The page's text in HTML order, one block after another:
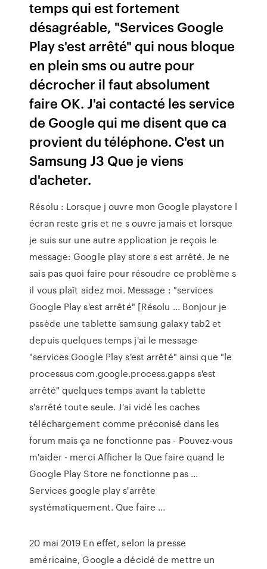
temps qui est fortement
désagréable, "Services Google
Play s'est arrêté" qui nous bloque
en plein sms ou autre pour
décrocher il faut absolument
faire OK. J'ai contacté les service
de Google qui me disent que ca
provient du téléphone. C'est un
Samsung J3 Que je viens
d'acheter.
Résolu : Lorsque j ouvre mon Google playstore l
écran reste gris et ne s ouvre jamais et lorsque
je suis sur une autre application je reçois le
message: Google play store s est arrêté. Je ne
sais pas quoi faire pour résoudre ce problème s
il vous plaît aidez moi. Message : "services
Google Play s'est arrêté" [Résolu ... Bonjour je
pssède une tablette samsung galaxy tab2 et
depuis quelques temps j'ai le message
"services Google Play s'est arrêté" ainsi que "le
processus com.google.process.gapps s'est
arrêté" quelques temps avant la tablette
s'arrêté toute seule. J'ai vidé les caches
téléchargement comme préconisé dans les
forum mais ça ne fonctionne pas - Pouvez-vous
m'aider - merci Afficher la Que faire quand le
Google Play Store ne fonctionne pas ...
Services google play s'arrête
systématiquement. Que faire ...
20 mai 2019 En effet, selon la presse
américaine, Google a décidé de mettre un